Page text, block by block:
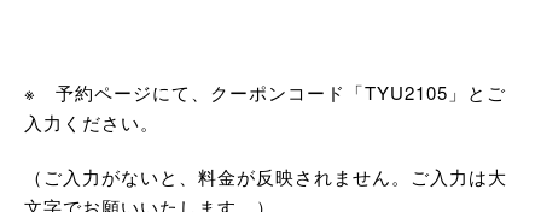
※ 予約ページにて、クーポンコード「TYU2105」とご
入力ください。
（ご入力がないと、料金が反映されません。ご入力は大
文字でお願いいたします。）